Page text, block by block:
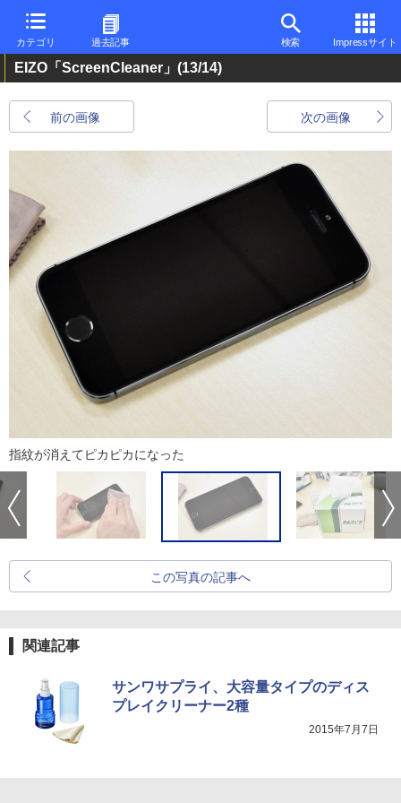
カテゴリ 過去記事 検索 Impressサイト
EIZO「ScreenCleaner」 (13/14)
前の画像 次の画像
指紋が消えてピカピカになった
この写真の記事へ
関連記事
サンワサプライ、大容量タイプのディス
プレイクリーナー2種
2015年7月7日